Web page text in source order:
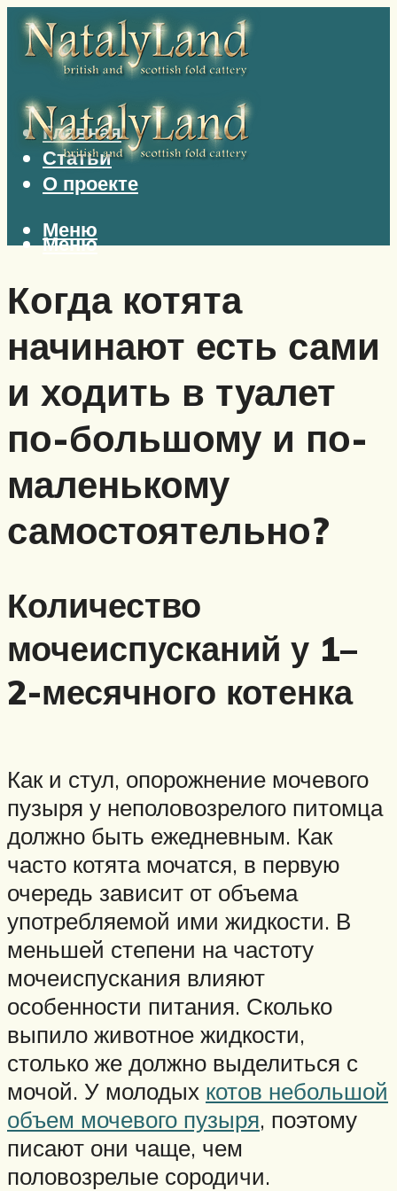
Главная
Статьи
О проекте
Меню
Меню
Когда котята
начинают есть сами
и ходить в туалет
по-большому и по-
маленькому
самостоятельно?
Количество
мочеиспусканий у 1–
2-месячного котенка
Как и стул, опорожнение мочевого
пузыря у неполовозрелого питомца
должно быть ежедневным. Как
часто котята мочатся, в первую
очередь зависит от объема
употребляемой ими жидкости. В
меньшей степени на частоту
мочеиспускания влияют
особенности питания. Сколько
выпило животное жидкости,
столько же должно выделиться с
мочой. У молодых котов небольшой
объем мочевого пузыря, поэтому
писают они чаще, чем
половозрелые сородичи.